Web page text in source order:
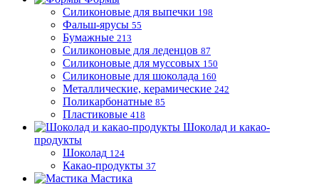
Силиконовые для выпечки 198
Фальш-ярусы 55
Бумажные 213
Силиконовые для леденцов 87
Силиконовые для муссовых 150
Силиконовые для шоколада 160
Металлические, керамические 242
Поликарбонатные 85
Пластиковые 418
Шоколад и какао-
продукты
Шоколад 124
Какао-продукты 37
Мастика